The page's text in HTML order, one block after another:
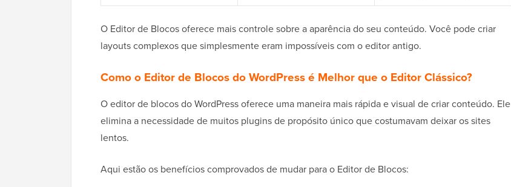
O Editor de Blocos oferece mais controle sobre a aparência do seu conteúdo. Você pode criar
layouts complexos que simplesmente eram impossíveis com o editor antigo.
Como o Editor de Blocos do WordPress é Melhor que o Editor Clássico?
O editor de blocos do WordPress oferece uma maneira mais rápida e visual de criar conteúdo. Ele
elimina a necessidade de muitos plugins de propósito único que costumavam deixar os sites
lentos.
Aqui estão os benefícios comprovados de mudar para o Editor de Blocos: